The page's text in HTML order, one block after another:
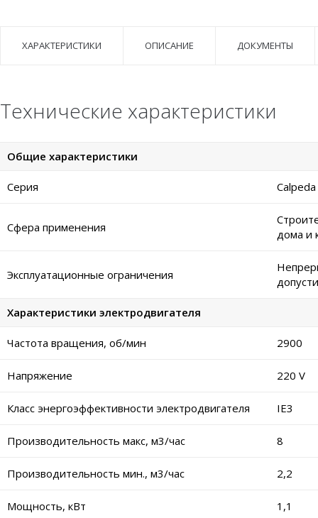
ХАРАКТЕРИСТИКИ ОПИСАНИЕ ДОКУМЕНТЫ
Технические характеристики
Общие характеристики
Серия
Сфера применения
дома и
Эксплуатационные ограничения
Характеристики электродвигателя
Частота вращения, об/мин 2900
Напряжение 220 V
Класс энергоэффективности электродвигателя IE3
Производительность макс, м3/час 8
Производительность мин., м3/час 2,2
Мощность, кВт 1,1